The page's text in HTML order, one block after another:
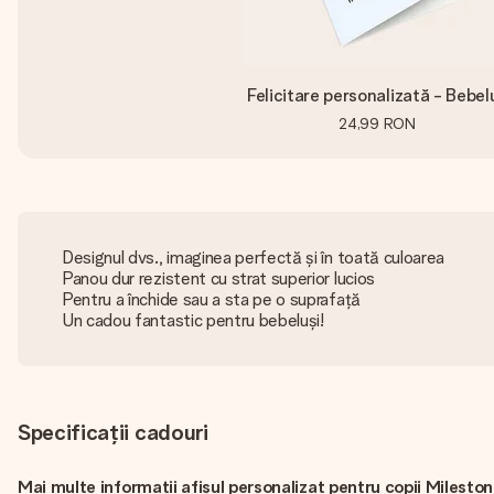
Felicitare personalizată -
24,99 RON
Designul dvs., imaginea perfectă și în toată culoarea
Panou dur rezistent cu strat superior lucios
Pentru a închide sau a sta pe o suprafață
Un cadou fantastic pentru bebeluși!
Specificații cadouri
Mai multe informații afișul personalizat pentru copii